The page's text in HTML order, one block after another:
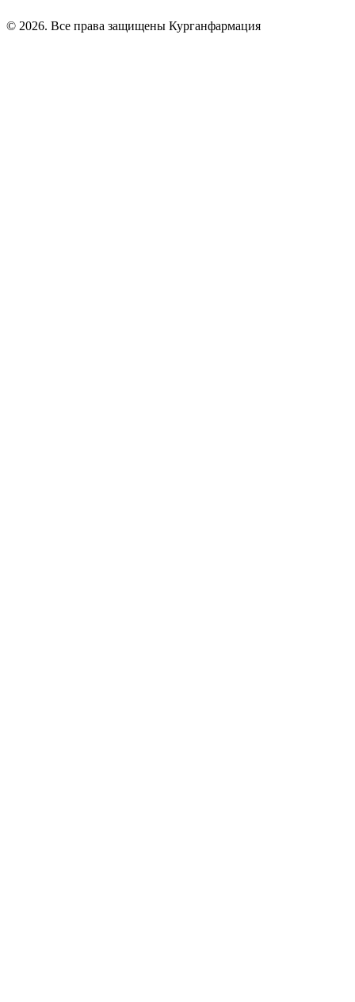
© 2026. Все права защищены Курганфармация